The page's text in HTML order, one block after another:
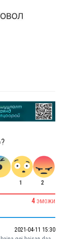
1 2
4 ЭМОЖИ
2021-04-11 15:30